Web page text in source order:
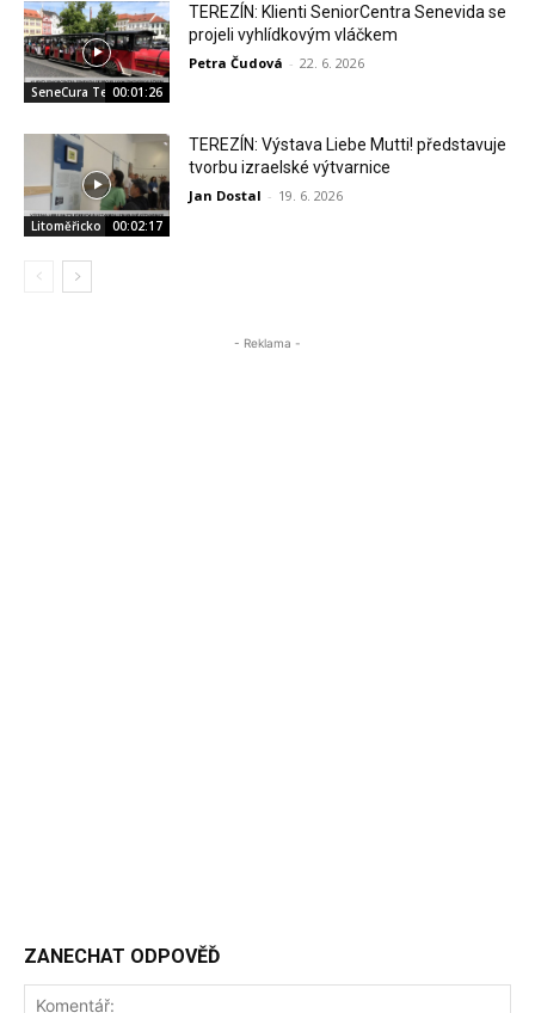
SeneCura Terezín00:01:26
TEREZÍN: Klienti SeniorCentra Senevida se
projeli vyhlídkovým vláčkem
Petra Čudová - 22. 6. 2026
Litoměřicko 00:02:17
TEREZÍN: Výstava Liebe Mutti! představuje
tvorbu izraelské výtvarnice
Jan Dostal - 19. 6. 2026
- Reklama -
ZANECHAT ODPOVĚĎ